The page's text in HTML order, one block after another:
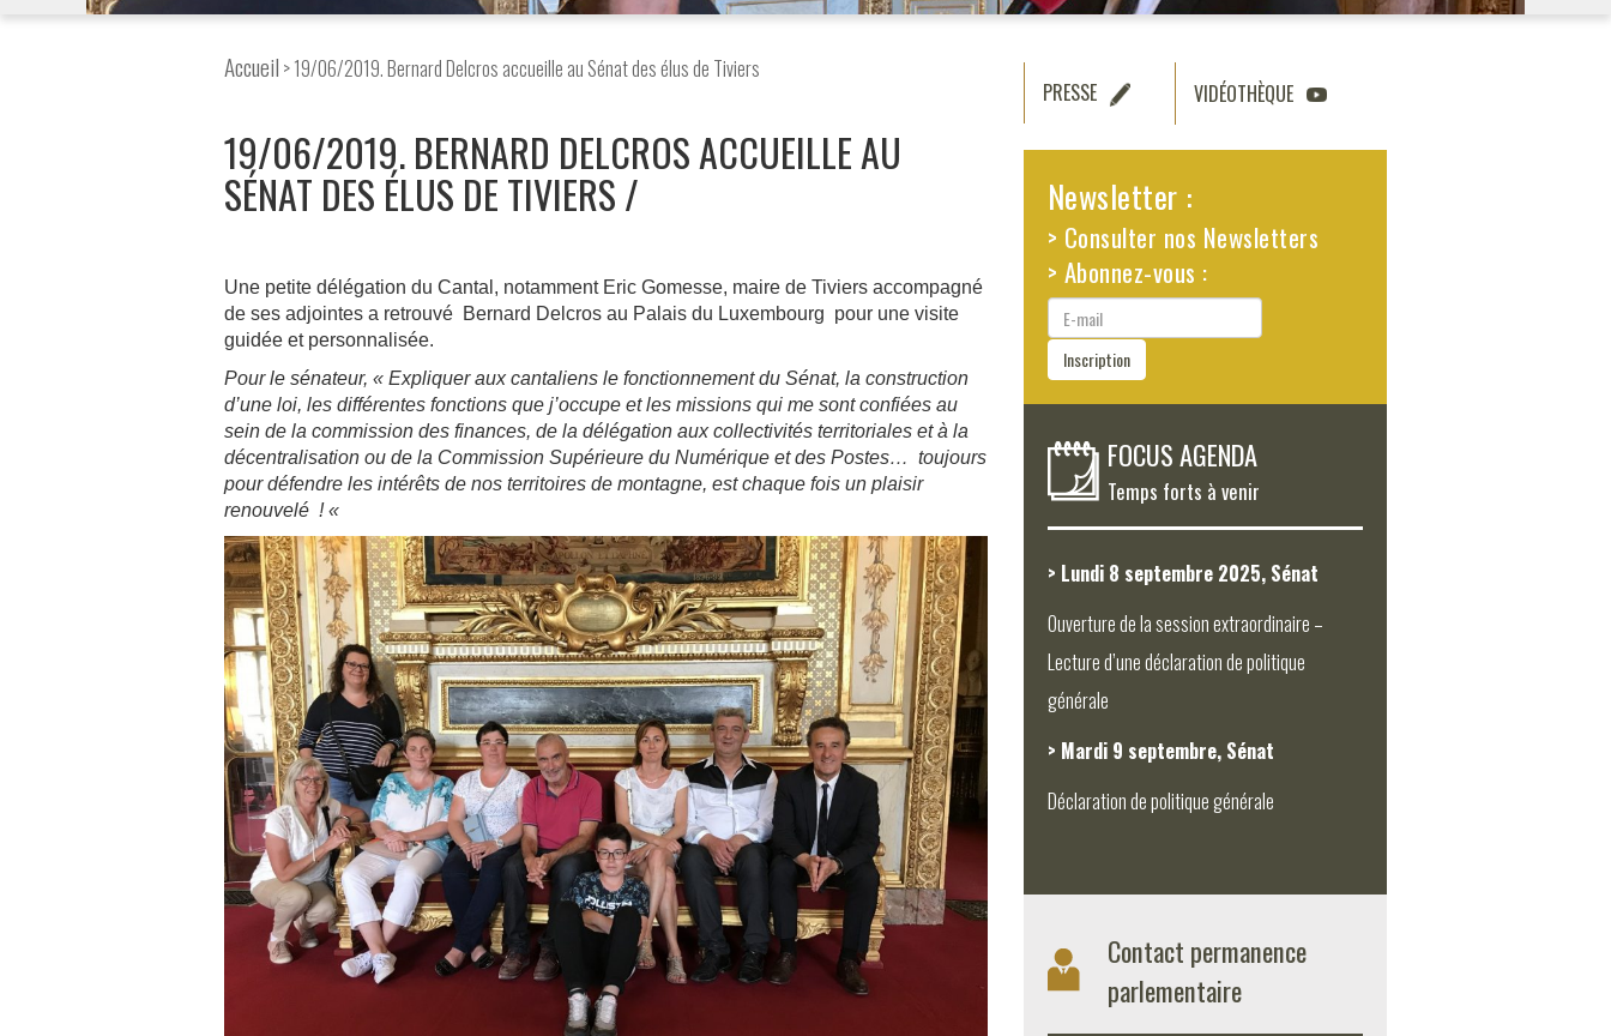
Accueil > 19/06/2019. Bernard Delcros accueille au Sénat des élus de Tiviers
19/06/2019. BERNARD DELCROS ACCUEILLE AU
SÉNAT DES ÉLUS DE TIVIERS
Une petite délégation du Cantal, notamment Eric Gomesse, maire de Tiviers accompagné
de ses adjointes a retrouvé Bernard Delcros au Palais du Luxembourg pour une visite
guidée et personnalisée.
Pour le sénateur, « Expliquer aux cantaliens le fonctionnement du Sénat, la construction
d’une loi, les différentes fonctions que j’occupe et les missions qui me sont confiées au
sein de la commission des finances, de la délégation aux collectivités territoriales et à la
décentralisation ou de la Commission Supérieure du Numérique et des Postes… toujours
pour défendre les intérêts de nos territoires de montagne, est chaque fois un plaisir
renouvelé ! «
PRESSE VIDÉOTHÈQUE
Newsletter :
> Consulter nos Newsletters
> Abonnez-vous :
E-
mail
Inscription
FOCUS AGENDA
Temps forts à venir
> Lundi 8 septembre 2025, Sénat
Ouverture de la session extraordinaire –
Lecture d’une déclaration de politique
générale
> Mardi 9 septembre, Sénat
Déclaration de politique générale
Contact permanence
parlementaire